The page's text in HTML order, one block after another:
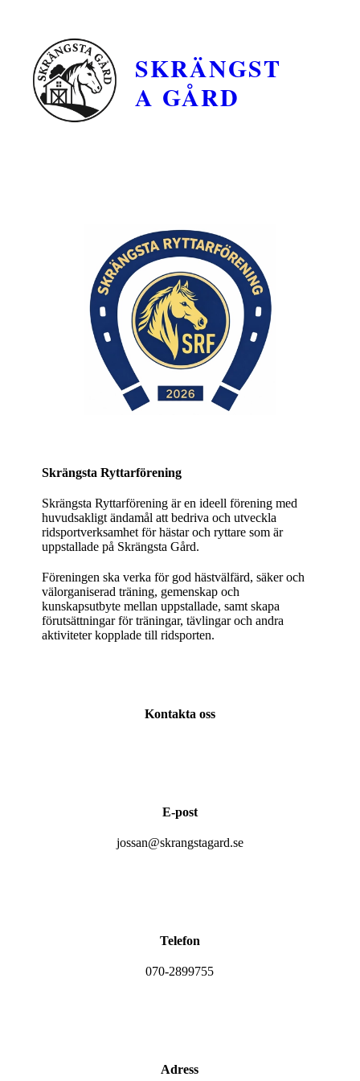
SKRÄNGST
A GÅRD
Skrängsta Ryttarförening
Skrängsta Ryttarförening är en ideell förening med
huvudsakligt ändamål att bedriva och utveckla
ridsportverksamhet för hästar och ryttare som är
uppstallade på Skrängsta Gård.
Föreningen ska verka för god hästvälfärd, säker och
välorganiserad träning, gemenskap och
kunskapsutbyte mellan uppstallade, samt skapa
förutsättningar för träningar, tävlingar och andra
aktiviteter kopplade till ridsporten.
Kontakta oss
E-post
jossan@skrangstagard.se
Telefon
070-2899755
Adress